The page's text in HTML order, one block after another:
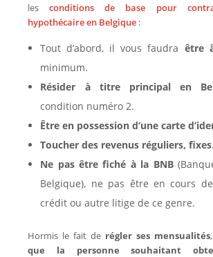
lesconditions de base pour
hypothécaire en Belgique :
Tout d’abord, il vous faudra être
minimum.
Résider à titre principal en
condition numéro 2.
Être en possession d’une carte
Toucher des revenus réguliers, fixes.
Ne pas être fiché à la BNB
Belgique), ne pas être en cours
crédit ou autre litige de ce genre.
Hormis le fait de régler ses mensualités,
que la personne souhaitant